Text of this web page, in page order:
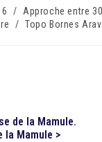
6 / Approche entre
/ Topo Bornes
de la Mamule.
la Mamule >